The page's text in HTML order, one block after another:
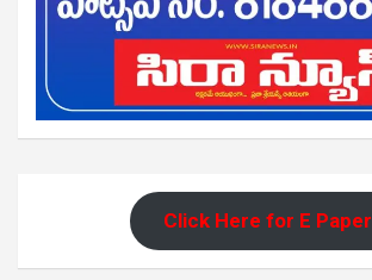
Click Here for E Paper